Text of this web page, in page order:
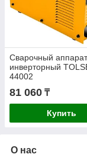
Сварочный аппарат
инверторный
44002
81 060 ₸
Купить
О нас